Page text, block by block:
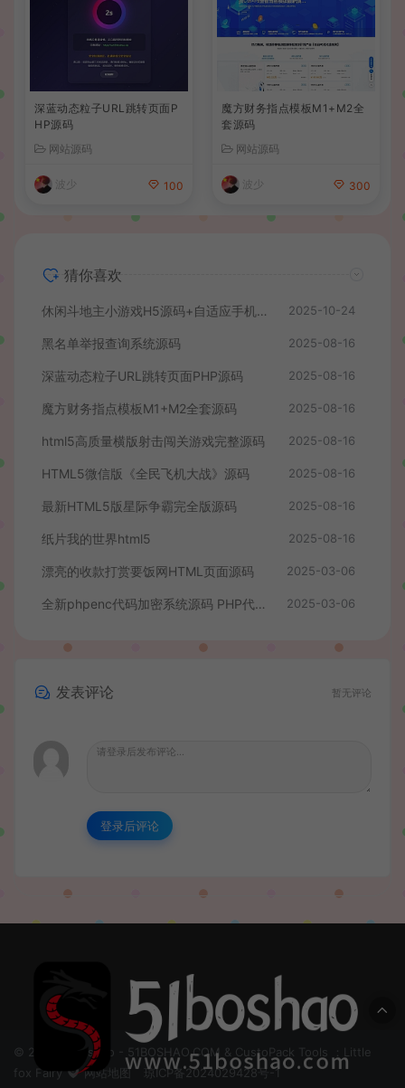
深蓝动态粒子URL跳转页面P
HP源码
网站源码
波少 100
魔方财务指点模板M1+M2全
套源码
网站源码
波少 300
猜你喜欢
休闲斗地主小游戏H5源码+自适应手机端+管理后台 2025-10-24
黑名单举报查询系统源码 2025-08-16
深蓝动态粒子URL跳转页面PHP源码 2025-08-16
魔方财务指点模板M1+M2全套源码 2025-08-16
html5高质量横版射击闯关游戏完整源码 2025-08-16
HTML5微信版《全民飞机大战》源码 2025-08-16
最新HTML5版星际争霸完全版源码 2025-08-16
纸片我的世界html5 2025-08-16
漂亮的收款打赏要饭网HTML页面源码 2025-03-06
全新phpenc代码加密系统源码 PHP代码加密程序源码 2025-03-06
发表评论 暂无评论
登录后评论
© 2024 51boshao - 51BOSHAO.COM & CustoPack Tools ：Little
fox Fairy
网站地图 琼ICP备2024029428号-1